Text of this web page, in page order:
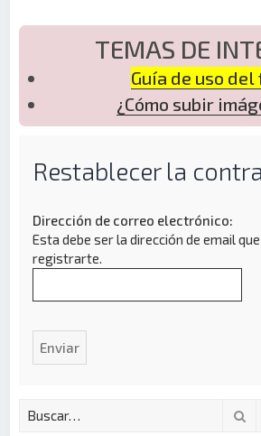
TEMAS DE
Guía de uso del
¿Cómo subir
Restablecer la
Dirección de correo electrónico:
Esta debe ser la dirección de email
registrarte.